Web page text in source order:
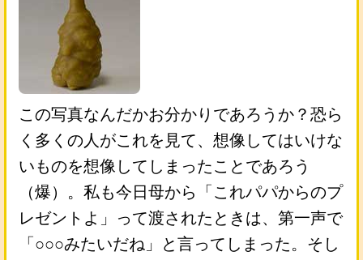
この写真なんだかお分かりであろうか？恐ら
く多くの人がこれを見て、想像してはいけな
いものを想像してしまったことであろう
（爆）。私も今日母から「これパパからのプ
レゼントよ」って渡されたときは、第一声で
「○○○みたいだね」と言ってしまった。そし